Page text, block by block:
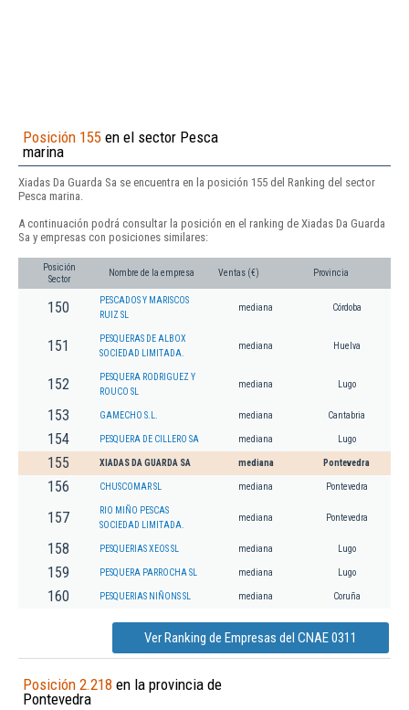
Posición 155 en el sector Pesca
marina
Xiadas Da Guarda Sa se encuentra en la posición 155 del Ranking del sector
Pesca marina.
A continuación podrá consultar la posición en el ranking de Xiadas Da Guarda
Sa y empresas con posiciones similares:
Posición
Sector
Nombre de la empresa Ventas (€) Provincia
150
PESCADOS Y MARISCOS
RUIZ SL
mediana Córdoba
151
PESQUERAS DE ALBOX
SOCIEDAD LIMITADA.
mediana Huelva
152
PESQUERA RODRIGUEZ Y
ROUCO SL
mediana Lugo
153 GAMECHO S.L. mediana Cantabria
154 PESQUERA DE CILLERO SA mediana Lugo
155 XIADAS DA GUARDA SA mediana Pontevedra
156 CHUSCOMAR SL mediana Pontevedra
157
RIO MIÑO PESCAS
SOCIEDAD LIMITADA.
mediana Pontevedra
158 PESQUERIAS XEOS SL mediana Lugo
159 PESQUERA PARROCHA SL mediana Lugo
160 PESQUERIAS NIÑONS SL mediana Coruña
Ver Ranking de Empresas del CNAE 0311
Posición 2.218 en la provincia de
Pontevedra